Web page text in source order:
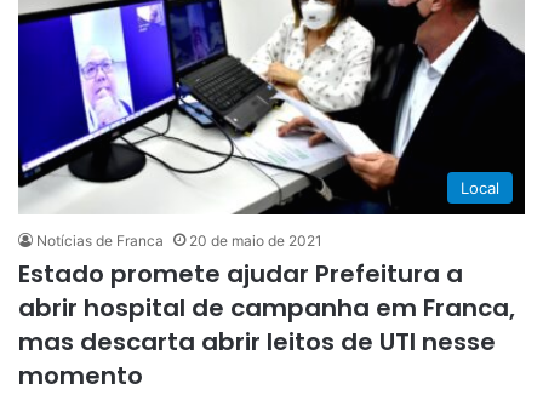
Local
Notícias de Franca 20 de maio de 2021
Estado promete ajudar Prefeitura a
abrir hospital de campanha em Franca,
mas descarta abrir leitos de UTI nesse
momento